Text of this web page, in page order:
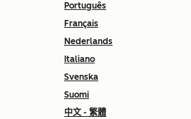
Português
Français
Nederlands
Italiano
Svenska
Suomi
中文 - 繁體